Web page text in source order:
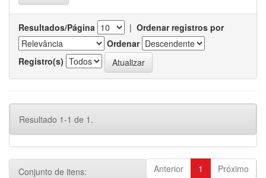
Resultados/Página | Ordenar registros por
Ordenar
Registro(s)
Resultado 1-1 de 1.
Anterior 1 Próximo
Conjunto de itens: